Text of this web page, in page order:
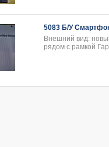
5083 Б/У
Внешний вид:
рядом с рамкой